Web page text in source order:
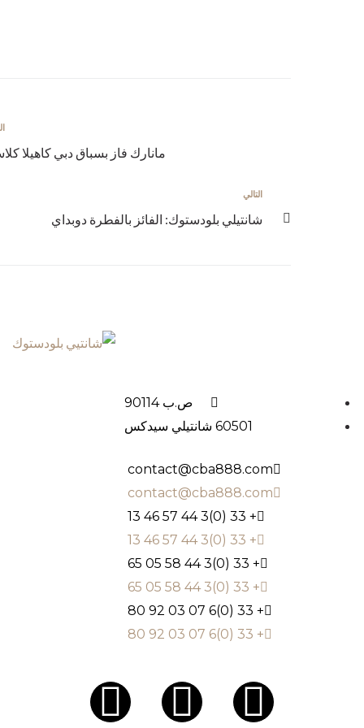
مانارك فاز بسباق دبي كاهيلا
التالي
شانتيلي بلودستوك: الفائز بالفطرة دوبداي
ص.ب 90114
60501 شانتيلي سيدكس
contact@cba888.com
contact@cba888.com
+ 33 (0)3 44 57 46 13
+ 33 (0)3 44 57 46 13
+ 33 (0)3 44 58 05 65
+ 33 (0)3 44 58 05 65
+ 33 (0)6 07 03 92 80
+ 33 (0)6 07 03 92 80